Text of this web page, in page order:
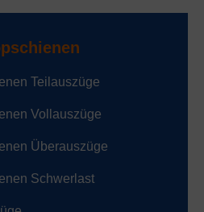
Teilauszüge
Vollauszüge
Überauszüge
Schwerlast